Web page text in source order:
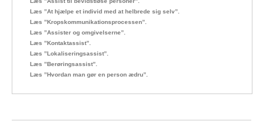
Læs ”At hjælpe et individ med at helbrede sig selv”.
Læs ”Kropskommunikationsprocessen”.
Læs ”Assister og omgivelserne”.
Læs ”Kontaktassist”.
Læs ”Lokaliseringsassist”.
Læs ”Berøringsassist”.
Læs ”Hvordan man gør en person ædru”.